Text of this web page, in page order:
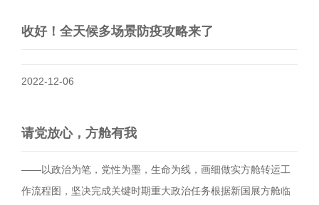
收好！全天候多场景防疫攻略来了
2022-12-06
请党放心，方舱有我
——以政治为笔，党性为墨，生命为线，画细做实方舱转运工
作流程图，坚决完成关键时期重大政治任务根据新国展方舱临